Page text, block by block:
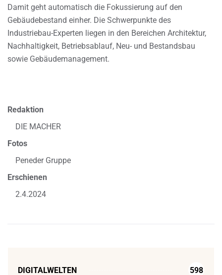
Damit geht automatisch die Fokussierung auf den
Gebäudebestand einher. Die Schwerpunkte des
Industriebau-Experten liegen in den Bereichen Architektur,
Nachhaltigkeit, Betriebsablauf, Neu- und Bestandsbau
sowie Gebäudemanagement.
Redaktion
DIE MACHER
Fotos
Peneder Gruppe
Erschienen
2.4.2024
DIGITALWELTEN 598